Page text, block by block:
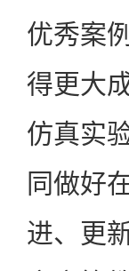
优秀案
得更大
仿真实
同做好
进、更